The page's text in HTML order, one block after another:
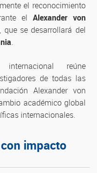
el reconocimiento
el Alexander von
, que se desarrollará del
.
reúne
de todas las
Alexander von
académico global
internacionales.
impacto